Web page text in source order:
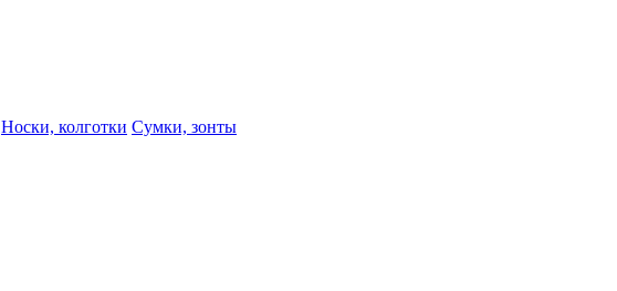
Носки, колготки Сумки, зонты